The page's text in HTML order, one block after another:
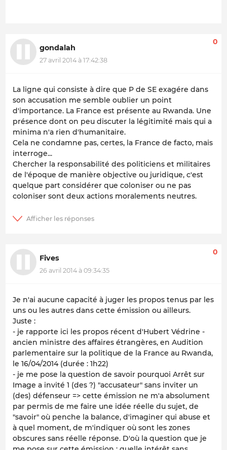
gondalah
27 avril 2014 à 17:42:38
0
La ligne qui consiste à dire que P de SE exagére dans
son accusation me semble oublier un point
d'importance. La France est présente au Rwanda. Une
présence dont on peu discuter la légitimité mais qui a
minima n'a rien d'humanitaire.
Cela ne condamne pas, certes, la France de facto, mais
interroge...
Chercher la responsabilité des politiciens et militaires
de l'époque de manière objective ou juridique, c'est
quelque part considérer que coloniser ou ne pas
coloniser sont deux actions moralements neutres.
Fives
26 avril 2014 à 09:34:35
0
Je n'ai aucune capacité à juger les propos tenus par les
uns ou les autres dans cette émission ou ailleurs.
Juste :
- je rapporte ici les propos récent d'Hubert Védrine -
ancien ministre des affaires étrangères, en Audition
parlementaire sur la politique de la France au Rwanda,
le 16/04/2014 (durée : 1h22)
- je me pose la question de savoir pourquoi Arrêt sur
Image a invité 1 (des ?) "accusateur" sans inviter un
(des) défenseur => cette émission ne m'a absolument
par permis de me faire une idée réelle du sujet, de
"savoir" où penche la balance, d'imaginer qui abuse et
à quel moment, de m'indiquer où sont les zones
obscures sans réelle réponse. D'où la question que je